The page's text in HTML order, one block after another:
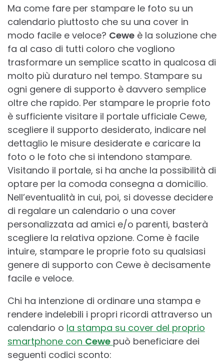
Ma come fare per stampare le foto su un
calendario piuttosto che su una cover in
modo facile e veloce? Cewe è la soluzione che
fa al caso di tutti coloro che vogliono
trasformare un semplice scatto in qualcosa di
molto più duraturo nel tempo. Stampare su
ogni genere di supporto è davvero semplice
oltre che rapido. Per stampare le proprie foto
è sufficiente visitare il portale ufficiale Cewe,
scegliere il supporto desiderato, indicare nel
dettaglio le misure desiderate e caricare la
foto o le foto che si intendono stampare.
Visitando il portale, si ha anche la possibilità di
optare per la comoda consegna a domicilio.
Nell’eventualità in cui, poi, si dovesse decidere
di regalare un calendario o una cover
personalizzata ad amici e/o parenti, basterà
scegliere la relativa opzione. Come è facile
intuire, stampare le proprie foto su qualsiasi
genere di supporto con Cewe è decisamente
facile e veloce.
Chi ha intenzione di ordinare una stampa e
rendere indelebili i propri ricordi attraverso un
calendario o la stampa su cover del proprio
smartphone con Cewe può beneficiare dei
seguenti codici sconto: